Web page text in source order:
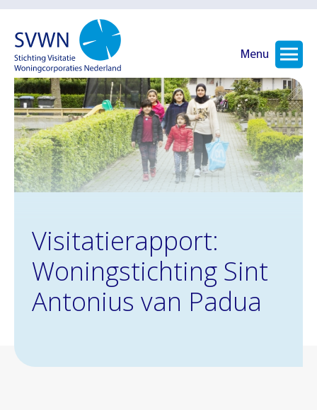
Menu
Visitatierapport:
Woningstichting Sint
Antonius van Padua